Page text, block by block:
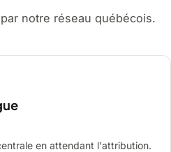
notre réseau québécois.
en attendant l'attribution.